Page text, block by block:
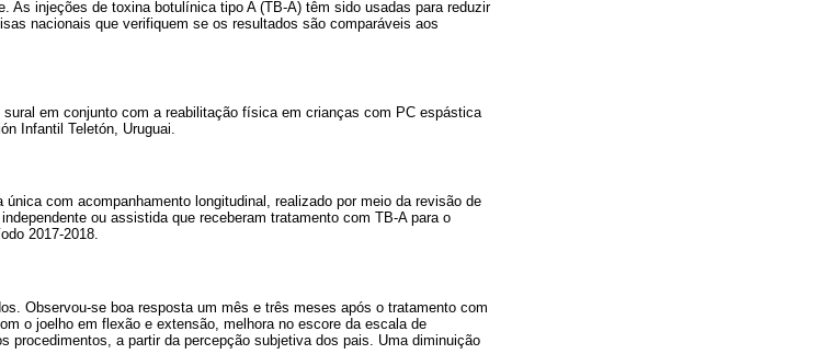
As injeções de toxina botulínica tipo A (TB-A) têm sido usadas para reduzir
nacionais que verifiquem se os resultados são comparáveis aos
em conjunto com a reabilitação física em crianças com PC espástica
Infantil Teletón, Uruguai.
com acompanhamento longitudinal, realizado por meio da revisão de
ou assistida que receberam tratamento com TB-A para o
2017-2018.
Observou-se boa resposta um mês e três meses após o tratamento com
o joelho em flexão e extensão, melhora no escore da escala de
procedimentos, a partir da percepção subjetiva dos pais. Uma diminuição